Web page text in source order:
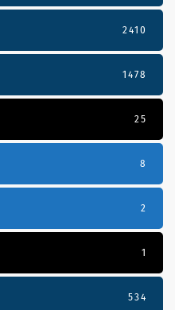
2410
1478
25
8
2
1
534